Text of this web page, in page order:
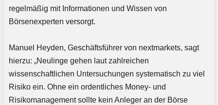
regelmäßig mit Informationen und Wissen von
Börsenexperten versorgt.
Manuel Heyden, Geschäftsführer von nextmarkets, sagt
hierzu: „Neulinge gehen laut zahlreichen
wissenschaftlichen Untersuchungen systematisch zu viel
Risiko ein. Ohne ein ordentliches Money- und
Risikomanagement sollte kein Anleger an der Börse